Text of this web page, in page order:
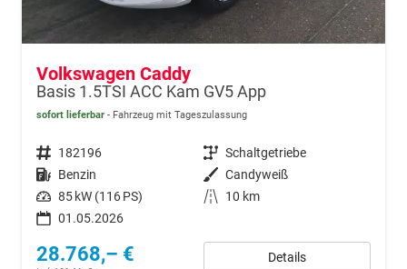
Volkswagen Caddy
Basis 1.5TSI ACC Kam GV5 App
sofort lieferbar Fahrzeug mit Tageszulassung
Fahrzeugnr. 182196 Getriebe Schaltgetriebe
Kraftstoff Benzin Außenfarbe Candyweiß
Leistung 85 kW (116 PS) Kilometerstand
10 km
01.05.2026
28.768,– € Details